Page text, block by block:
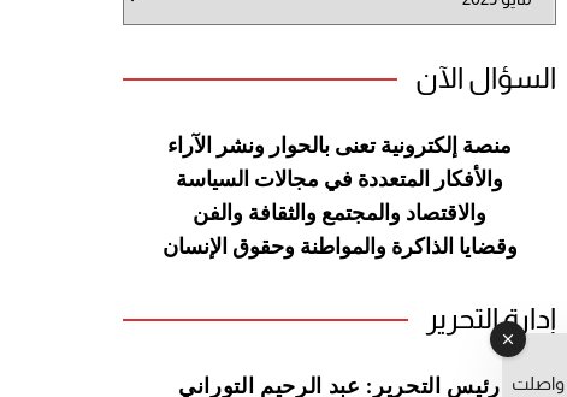
الموقع
السؤال الآن
منصة إلكترونية تعنى بالحوار ونشر
الآراء
والأفكار المتعددة في مجالات السياسة
والاقتصاد والمجتمع والثقافة والفن
وقضايا الذاكرة والمواطنة وحقوق الإنسان
إدارة التحرير
رئيس التحرير: عبد الرحيم التوراني واصلت